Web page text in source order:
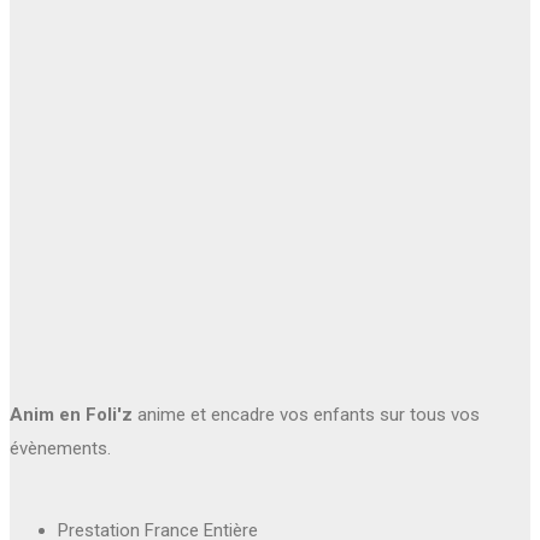
Anim en Foli'z anime et encadre vos enfants sur tous vos
évènements.
Prestation France Entière